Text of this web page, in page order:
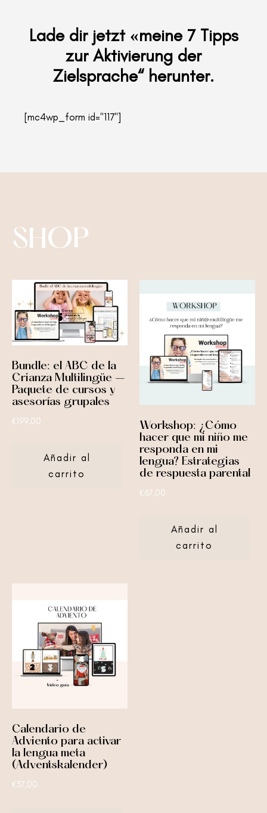
Lade dir jetzt «meine 7 Tipps
zur Aktivierung der
Zielsprache“ herunter.
[mc4wp_form id="117"]
SHOP
Bundle: el ABC de la
Crianza Multilingüe –
Paquete de cursos y
asesorías grupales
€199,00
Añadir al
carrito
Workshop: ¿Cómo
hacer que mi niño me
responda en mi
lengua? Estrategias
de respuesta parental
€67,00
Añadir al
carrito
Calendario de
Adviento para activar
la lengua meta
(Adventskalender)
€37,00